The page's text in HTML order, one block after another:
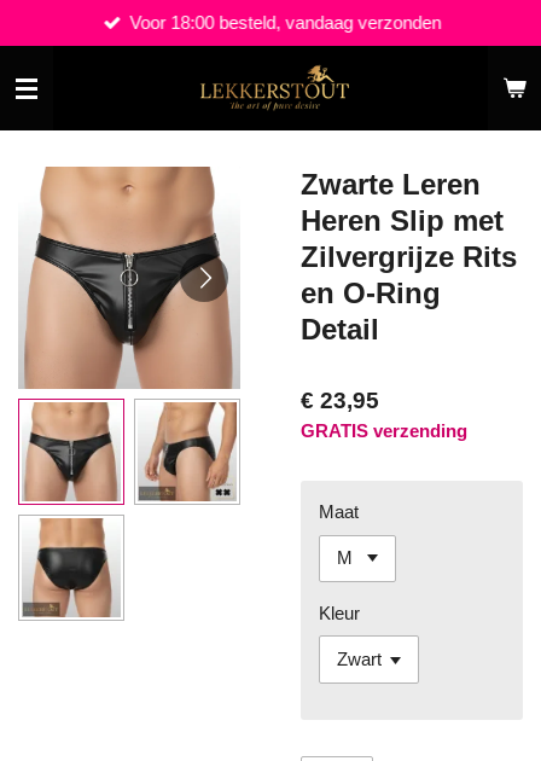
direct
naar
de
hoofdinhoud
Voor 18:00 besteld, vandaag verzonden
Zwarte Leren
Heren Slip met
Zilvergrijze Rits
en O-Ring
Detail
€ 23,95
GRATIS verzending
Maat
Kleur